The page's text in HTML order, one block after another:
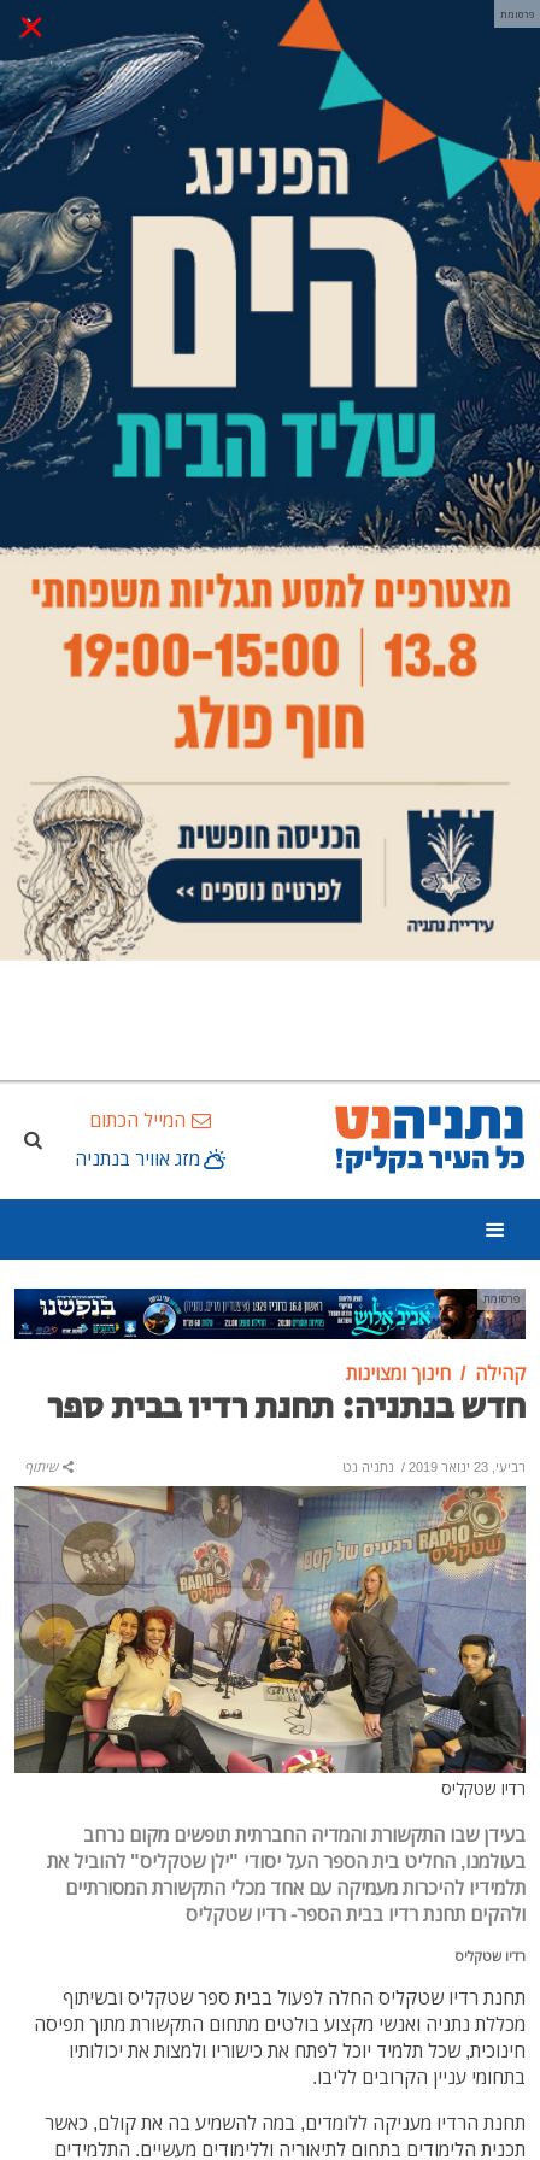
× פרסומת
המייל הכתום
מזג אוויר בנתניה
פרסומת
קהילה חינוך ומצוינות
חדש בנתניה: תחנת רדיו בבית ספר
רביעי, 23 ינואר 2019 / נתניה נט שיתוף
רדיו שטקליס
בעידן שבו התקשורת והמדיה החברתית תופשים מקום נרחב
בעולמנו, החליט בית הספר העל יסודי "ילן שטקליס" להוביל את
תלמידיו להיכרות מעמיקה עם אחד מכלי התקשורת המסורתיים
ולהקים תחנת רדיו בבית הספר- רדיו שטקליס
רדיו שטקליס
תחנת רדיו שטקליס החלה לפעול בבית ספר שטקליס ובשיתוף
מכללת נתניה ואנשי מקצוע בולטים מתחום התקשורת מתוך תפיסה
חינוכית, שכל תלמיד יוכל לפתח את כישוריו ולמצות את יכולותיו
בתחומי עניין הקרובים לליבו.
תחנת הרדיו מעניקה ללומדים, במה להשמיע בה את קולם, כאשר
תכנית הלימודים בתחום לתיאוריה וללימודים מעשיים. התלמידים